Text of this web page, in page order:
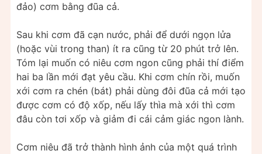
đảo) cơm bằng đũa cả.
Sau khi cơm đã cạn nước, phải để dưới ngọn lửa
(hoặc vùi trong than) ít ra cũng từ 20 phút trở lên.
Tóm lại muốn có niêu cơm ngon cũng phải thí điểm
hai ba lần mới đạt yêu cầu. Khi cơm chín rồi, muốn
xới cơm ra chén (bát) phải dùng đôi đũa cả mới tạo
được cơm có độ xốp, nếu lấy thìa mà xới thì cơm
đâu còn tơi xốp và giảm đi cái cảm giác ngon lành.
Cơm niêu đã trở thành hình ảnh của một quá trình